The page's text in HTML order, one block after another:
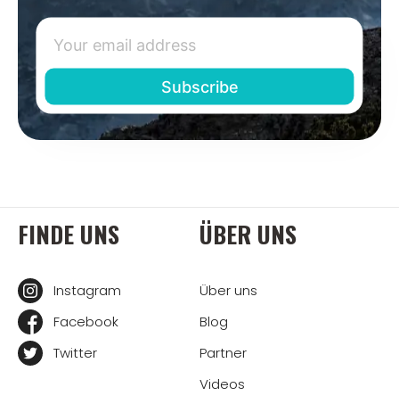
FINDE UNS
Instagram
Facebook
Twitter
ÜBER UNS
Über uns
Blog
Partner
Videos